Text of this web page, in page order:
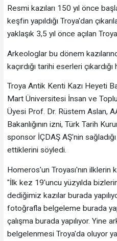
Resmi kazıları 150 yıl önce
keşfin yapıldığı Troya'dan
yaklaşık 3,5 yıl önce açılan
Arkeologlar bu dönem
kaçırdığı tarihi eserleri
Troya Antik Kenti Kazı Heyeti
Mart Üniversitesi İnsan ve
Üyesi Prof. Dr. Rüstem Aslan,
Bakanlığının izni, Türk Tarih
sponsor İÇDAŞ AŞ'nin
ettiklerini söyledi.
Homeros'un Troyası'nın ilklerin
"İlk kez 19'uncu yüzyılda
dediğimiz kazılar burada
fotoğrafla belgeleme burada
çalışma burada yapılıyor. Yine
belgelenmesi Troya'da oluyor